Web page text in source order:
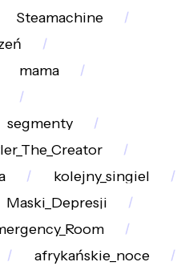
Steamachine
mama
segmenty
kolejny_singiel
Maski_Depresji
afrykańskie_noce